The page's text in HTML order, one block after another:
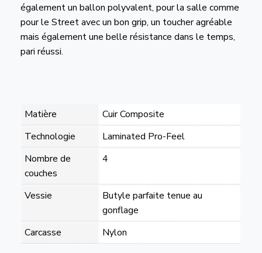
également un ballon polyvalent, pour la salle comme
pour le Street avec un bon grip, un toucher agréable
mais également une belle résistance dans le temps,
pari réussi.
Matière
Cuir Composite
Technologie
Laminated Pro-Feel
Nombre de
couches
4
Vessie
Butyle parfaite tenue au
gonflage
Carcasse
Nylon